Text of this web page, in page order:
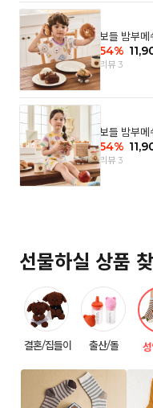
보들 밤부
54%
리뷰 3
보들 밤부
54%
리뷰 3
선물하실 상품
결혼/집들이 출산/돌